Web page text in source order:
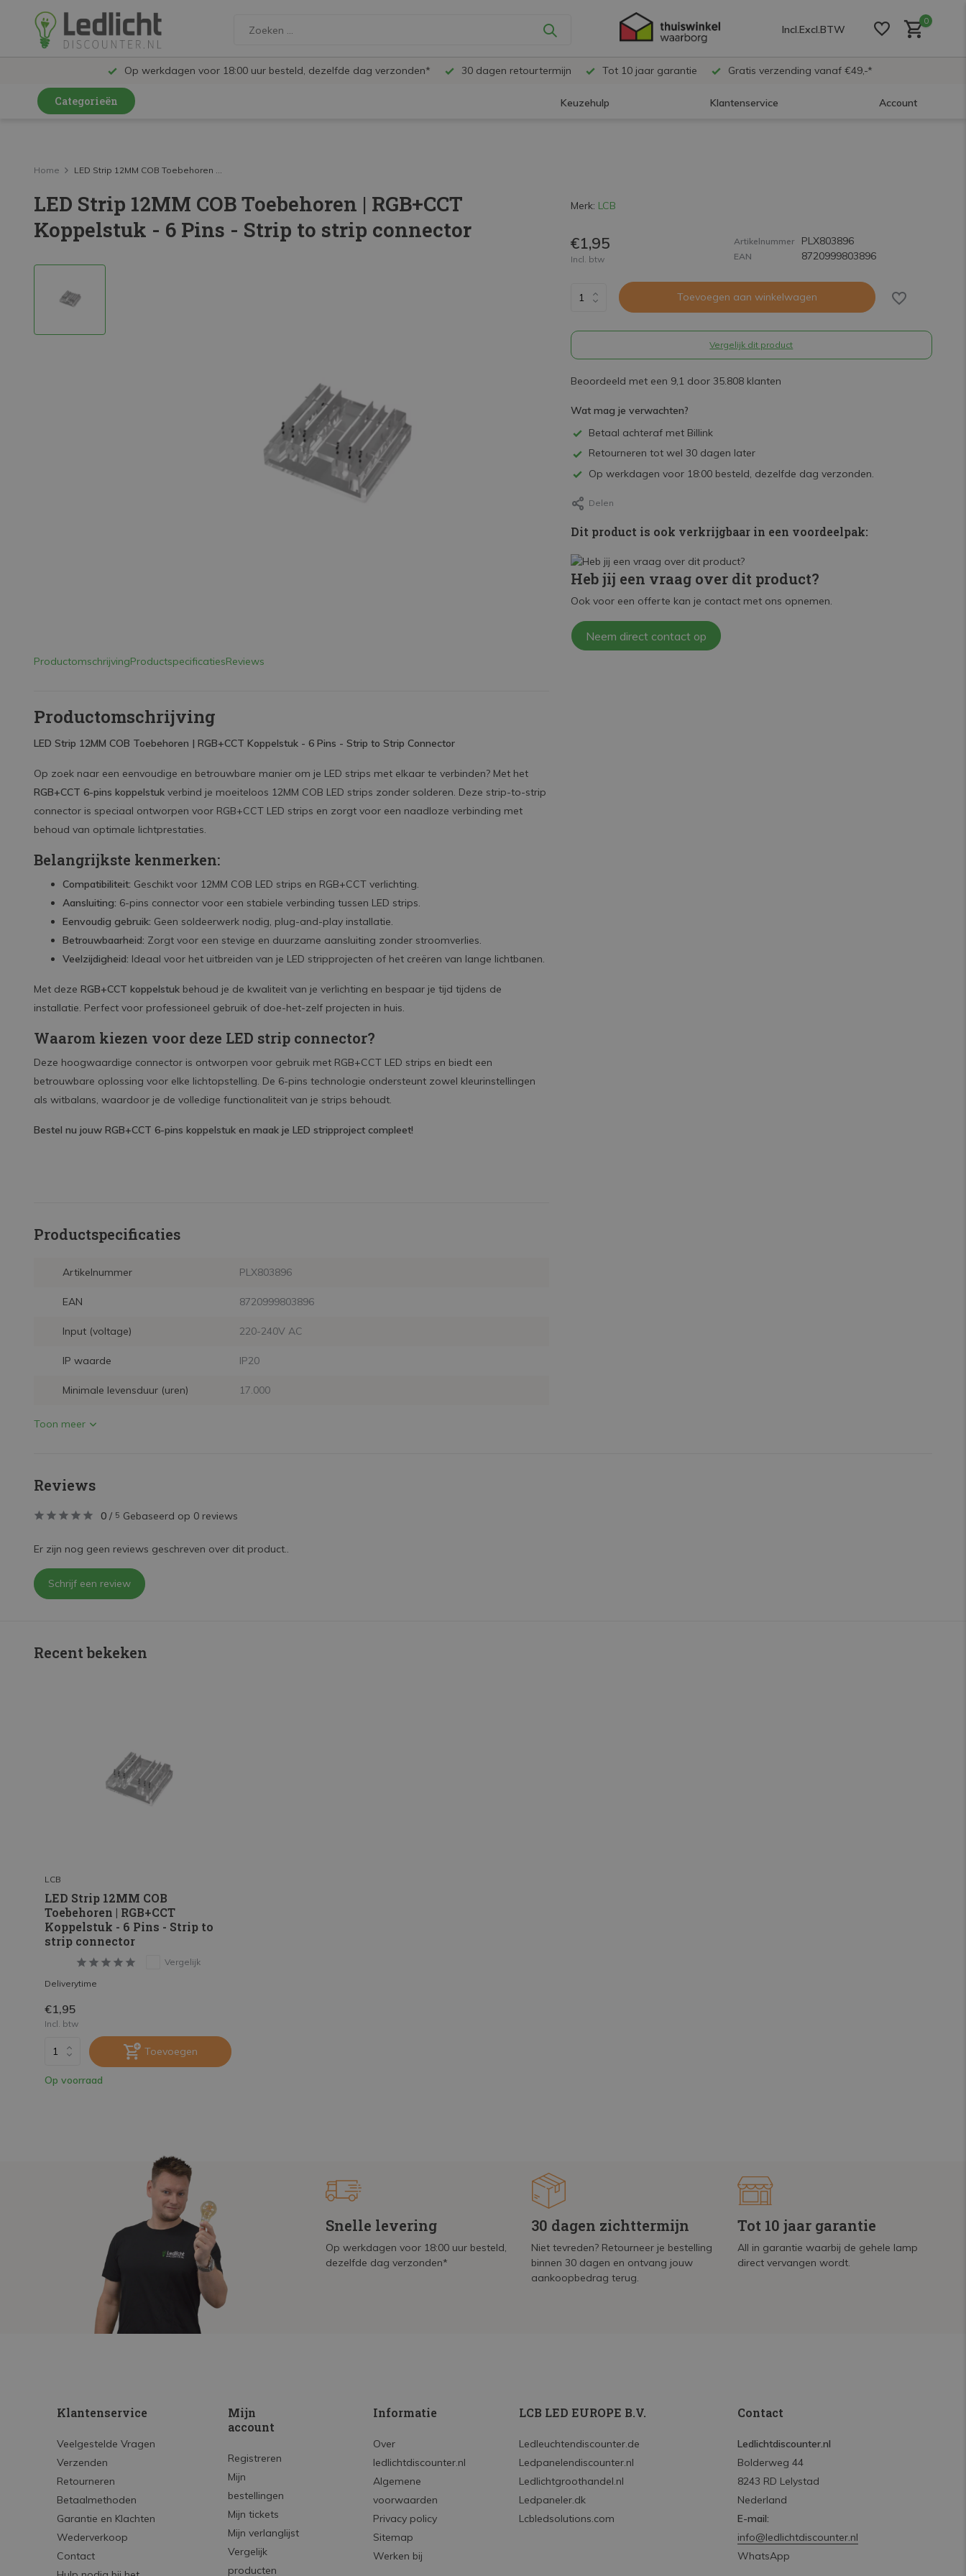
Incl.Excl.BTW
0
Op werkdagen voor 18:00 uur besteld, dezelfde dag verzonden* 30 dagen retourtermijn Tot 10 jaar garantie Gratis verzending vanaf €49,-*
Categorieën Keuzehulp Klantenservice Account
LED Railspots
LED Panelen
LED TL
LED High Bay lampen
Home LED Strip 12MM COB Toebehoren ...
LED Strip 12MM COB Toebehoren | RGB+CCT
Koppelstuk - 6 Pins - Strip to strip connector
ProductomschrijvingProductspecificatiesReviews
Productomschrijving
LED Strip 12MM COB Toebehoren | RGB+CCT Koppelstuk - 6 Pins - Strip to Strip Connector
Op zoek naar een eenvoudige en betrouwbare manier om je LED strips met elkaar te verbinden? Met het
RGB+CCT 6-pins koppelstuk verbind je moeiteloos 12MM COB LED strips zonder solderen. Deze strip-to-strip
connector is speciaal ontworpen voor RGB+CCT LED strips en zorgt voor een naadloze verbinding met
behoud van optimale lichtprestaties.
Belangrijkste kenmerken:
Compatibiliteit: Geschikt voor 12MM COB LED strips en RGB+CCT verlichting.
Aansluiting: 6-pins connector voor een stabiele verbinding tussen LED strips.
Eenvoudig gebruik: Geen soldeerwerk nodig, plug-and-play installatie.
Betrouwbaarheid: Zorgt voor een stevige en duurzame aansluiting zonder stroomverlies.
Veelzijdigheid: Ideaal voor het uitbreiden van je LED stripprojecten of het creëren van lange lichtbanen.
Met deze RGB+CCT koppelstuk behoud je de kwaliteit van je verlichting en bespaar je tijd tijdens de
installatie. Perfect voor professioneel gebruik of doe-het-zelf projecten in huis.
Waarom kiezen voor deze LED strip connector?
Deze hoogwaardige connector is ontworpen voor gebruik met RGB+CCT LED strips en biedt een
betrouwbare oplossing voor elke lichtopstelling. De 6-pins technologie ondersteunt zowel kleurinstellingen
als witbalans, waardoor je de volledige functionaliteit van je strips behoudt.
Bestel nu jouw RGB+CCT 6-pins koppelstuk en maak je LED stripproject compleet!
Productspecificaties
Artikelnummer PLX803896
EAN 8720999803896
Input (voltage) 220-240V AC
IP waarde IP20
Minimale levensduur (uren) 17.000
Toon meer
Merk: LCB
€1,95
Incl. btw
Artikelnummer PLX803896
EAN 8720999803896
Toevoegen aan winkelwagen
Vergelijk dit product
Beoordeeld met een 9,1 door 35.808 klanten
Wat mag je verwachten?
Betaal achteraf met Billink
Retourneren tot wel 30 dagen later
Op werkdagen voor 18:00 besteld, dezelfde dag verzonden.
Delen
Dit product is ook verkrijgbaar in een voordeelpak:
Heb jij een vraag over dit product?
Ook voor een offerte kan je contact met ons opnemen.
Neem direct contact op
Reviews
0 / 5 Gebaseerd op 0 reviews
Er zijn nog geen reviews geschreven over dit product..
Schrijf een review
Recent bekeken
LCB
LED Strip 12MM COB
Toebehoren | RGB+CCT
Koppelstuk - 6 Pins - Strip to
strip connector
Vergelijk
Deliverytime
€1,95
Incl. btw
Toevoegen
Op voorraad
Snelle levering
Op werkdagen voor 18:00 uur besteld,
dezelfde dag verzonden*
30 dagen zichttermijn
Niet tevreden? Retourneer je bestelling
binnen 30 dagen en ontvang jouw
aankoopbedrag terug.
Tot 10 jaar garantie
All in garantie waarbij de gehele lamp
direct vervangen wordt.
Klantenservice
Veelgestelde Vragen
Verzenden
Retourneren
Betaalmethoden
Garantie en Klachten
Wederverkoop
Contact
Mijn
account
Registreren
Mijn
bestellingen
Mijn tickets
Mijn verlanglijst
Vergelijk
producten
Informatie
Over
ledlichtdiscounter.nl
Algemene
voorwaarden
Privacy policy
Sitemap
Werken bij
LCB LED EUROPE B.V.
Ledleuchtendiscounter.de
Ledpanelendiscounter.nl
Ledlichtgroothandel.nl
Ledpaneler.dk
Lcbledsolutions.com
Contact
Ledlichtdiscounter.nl
Bolderweg 44
8243 RD Lelystad
Nederland
E-mail:
info@ledlichtdiscounter.nl
WhatsApp